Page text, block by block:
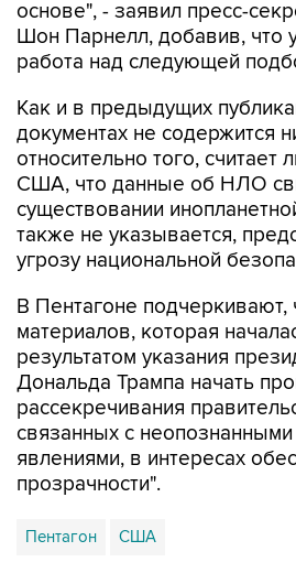
основе", - заявил пресс-
Шон Парнелл, добавив, что
работа над следующей
Как и в предыдущих
документах не содержится
относительно того, считает
США, что данные об НЛО
существовании
также не указывается,
угрозу национальной
В Пентагоне подчеркивают,
материалов, которая
результатом указания
Дональда Трампа начать
рассекречивания
связанных с
явлениями, в интересах
прозрачности".
Пентагон США